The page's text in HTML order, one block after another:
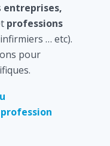
entreprises,
professions
… etc).
pour